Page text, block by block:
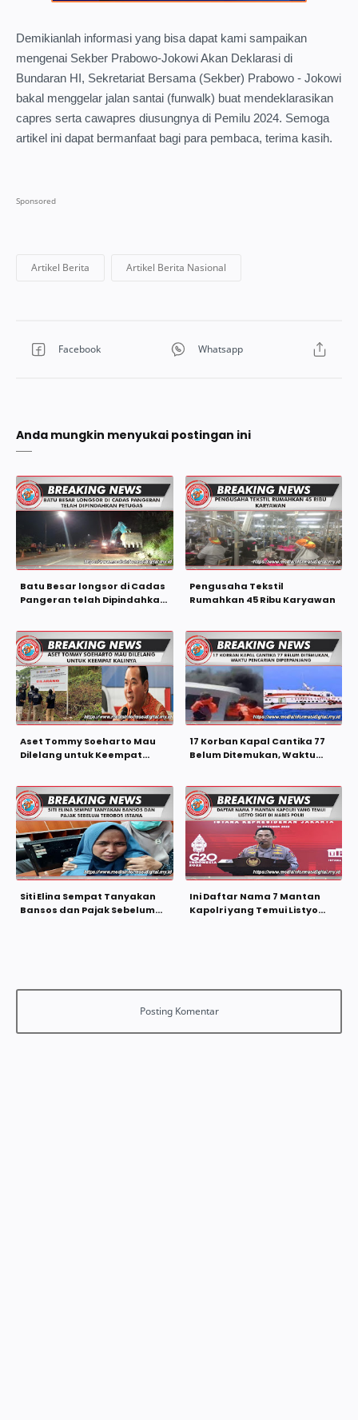
Demikianlah informasi yang bisa dapat kami sampaikan
mengenai Sekber Prabowo-Jokowi Akan Deklarasi di
Bundaran HI, Sekretariat Bersama (Sekber) Prabowo - Jokowi
bakal menggelar jalan santai (funwalk) buat mendeklarasikan
capres serta cawapres diusungnya di Pemilu 2024. Semoga
artikel ini dapat bermanfaat bagi para pembaca, terima kasih.
Anda mungkin menyukai postingan ini
Batu Besar longsor di Cadas
Pangeran telah Dipindahkan
Pengusaha Tekstil
Rumahkan 45 Ribu Karyawan
Aset Tommy Soeharto Mau
Dilelang untuk Keempat
17 Korban Kapal Cantika 77
Belum Ditemukan, Waktu
Siti Elina Sempat Tanyakan
Bansos dan Pajak Sebelum
Ini Daftar Nama 7 Mantan
Kapolri yang Temui Listyo